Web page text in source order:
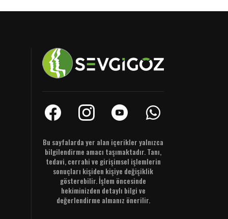
Bu sayfalarda yer alan içerikler yalnızca
bilgilendirme amacı taşımaktadır. Tanı,
tedavi, cerrahi ve girişimsel işlemlerin
sonuçları kişiden kişiye değişiklik
gösterebilir. İşlem öncesinde
hekiminizden detaylı bilgi ve
değerlendirme almanız önerilir.